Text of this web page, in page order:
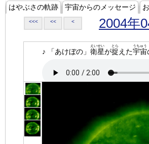
はやぶさの軌跡 宇宙からのメッセージ
<<< << < 2004年
♪ 「あけぼの」 衛星
えいせい
が捉
とら
えた宇宙
うちゅう